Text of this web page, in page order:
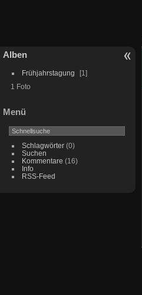
Alben
Frühjahrstagung
1
1 Foto
Menü
Schlagwörter(0)
Suchen
Kommentare (16)
Info
RSS-Feed